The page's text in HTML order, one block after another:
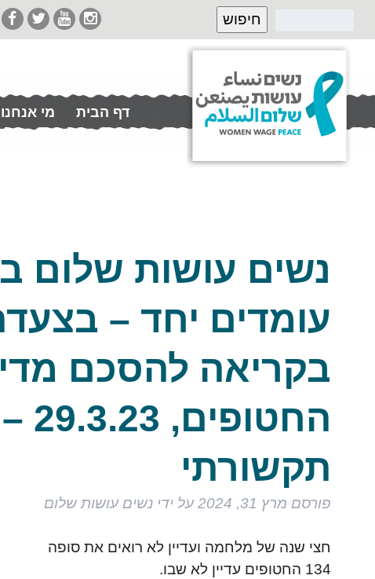
דף הבית מי
נשים עושות שלום
עומדים יחד –
בקריאה להסכם
תקשורתי
פורסם מרץ 31, 2024 על ידי נשים עושות שלום
חצי שנה של מלחמה ועדיין לא רואים את סופה
134 החטופים עדיין לא שבו.